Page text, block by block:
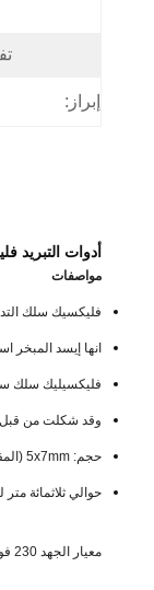
إبراز:
أدوات التبريد
مواصفات
فليكسيك سلك
انها إيسد المبخر
فليكسيليك سلك
وقد شكلت من قبل
حجم: 5x7mm (المقطع العرضي)؛
حوالي ثلاثمائة متر
معيار الجهد 230 فولت (فليكسيليك يمكن أيضا إنتاج 24 فولت أو 115 فولت ل تتطلب الخاصة).